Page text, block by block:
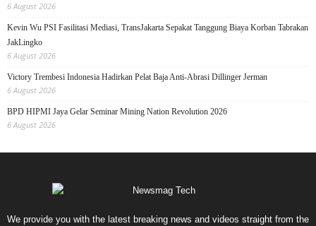
6 August 2026
Kevin Wu PSI Fasilitasi Mediasi, TransJakarta Sepakat Tanggung Biaya Korban Tabrakan
JakLingko
6 August 2026
Victory Trembesi Indonesia Hadirkan Pelat Baja Anti-Abrasi Dillinger Jerman
6 August 2026
BPD HIPMI Jaya Gelar Seminar Mining Nation Revolution 2026
6 August 2026
We provide you with the latest breaking news and videos straight from the